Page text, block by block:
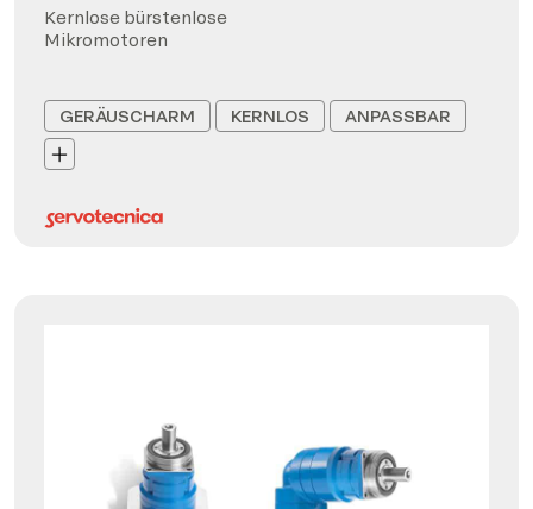
Kernlose bürstenlose
Mikromotoren
GERÄUSCHARM KERNLOS ANPASSBAR